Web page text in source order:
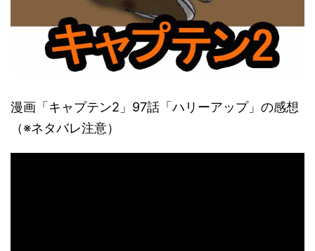
漫画「キャプテン2」97話「ハリーアップ」の感想
（※ネタバレ注意）